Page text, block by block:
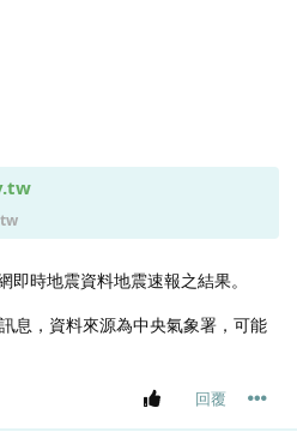
時地震資料地震速報之結果。
息，資料來源為中央氣象署，可能
回覆